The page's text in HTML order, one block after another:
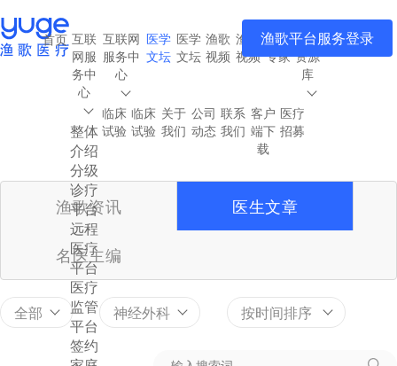
首页 互联
网服
务中
心
整体
介绍
分级
诊疗
平台
远程
医疗
平台
医疗
监管
平台
签约
互联网
服务中
心
医学
文坛
医学
文坛
渔歌
视频
渔歌
视频
渔歌
专家
医疗
资源
库
临床
试验
临床
试验
关于
我们
公司
动态
联系
我们
客户
端下
载
医疗
招募
渔歌平台服务登录
渔歌资讯 医生文章
名医主编
全部 神经外科 按时间排序